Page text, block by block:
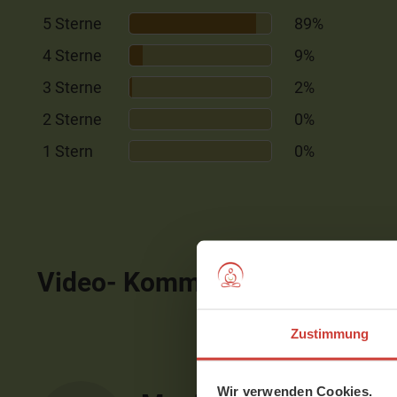
Zustimmung
Wir verwenden Cookies.
5 Sterne
89%
4 Sterne
9%
3 Sterne
2%
2 Sterne
0%
1 Stern
0%
Video- Kommentare